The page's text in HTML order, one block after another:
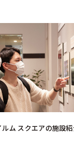
ルム スクエアの施設